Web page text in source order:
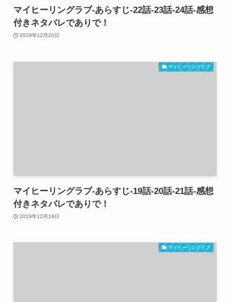
マイヒーリングラブ-あらすじ-22話-23話-24話-感想
付きネタバレでありで！
2019年12月20日
マイヒーリングラブ
マイヒーリングラブ-あらすじ-19話-20話-21話-感想
付きネタバレでありで！
2019年12月19日
マイヒーリングラブ